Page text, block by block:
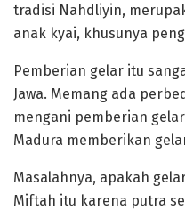
tradisi Nahdliyin,
anak kyai, khusunya
Pemberian gelar itu
Jawa. Memang ada
mengani pemberian
Madura memberikan
Masalahnya, apakah
Miftah itu karena putra